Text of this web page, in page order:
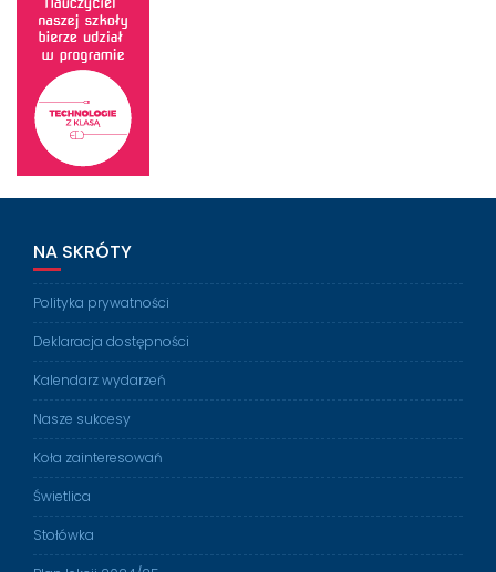
NA SKRÓTY
Polityka prywatności
Deklaracja dostępności
Kalendarz wydarzeń
Nasze sukcesy
Koła zainteresowań
Świetlica
Stołówka